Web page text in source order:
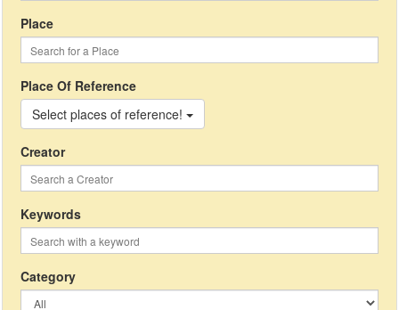
Place
Place Of Reference
Select places of reference!
Creator
Keywords
Category